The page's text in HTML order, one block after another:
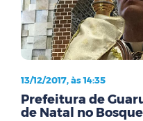
13/12/2017, às 14:35
Prefeitura de
de Natal no